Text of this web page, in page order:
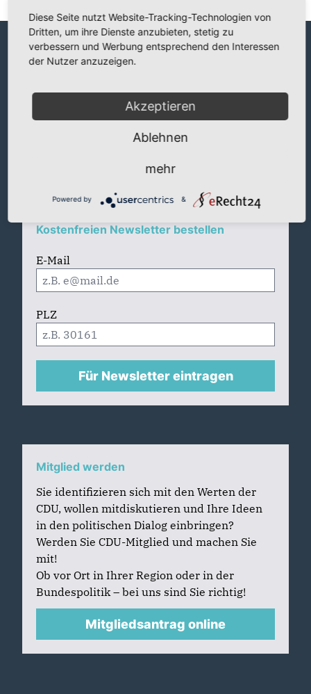
Informiert bleiben und
Mitreden
Kostenfreien Newsletter bestellen
E-Mail
PLZ
Für Newsletter eintragen
Mitglied werden
Sie identifizieren sich mit den Werten der
CDU, wollen mitdiskutieren und Ihre Ideen
in den politischen Dialog einbringen?
Werden Sie CDU-Mitglied und machen Sie
mit!
Ob vor Ort in Ihrer Region oder in der
Bundespolitik – bei uns sind Sie richtig!
Mitgliedsantrag online
Diese Seite nutzt Website-Tracking-Technologien von
Dritten, um ihre Dienste anzubieten, stetig zu
verbessern und Werbung entsprechend den Interessen
der Nutzer anzuzeigen.
Akzeptieren
Ablehnen
mehr
Powered by &